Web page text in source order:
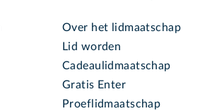
Over het lidmaatschap
Lid worden
Cadeaulidmaatschap
Gratis Enter
Proeflidmaatschap